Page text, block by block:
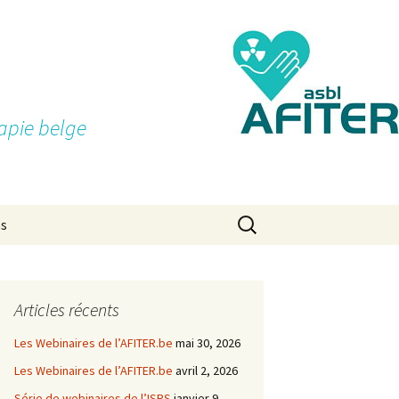
belge
Rechercher :
Articles récents
Les Webinaires de l’AFITER.be mai 30, 2026
Les Webinaires de l’AFITER.be avril 2, 2026